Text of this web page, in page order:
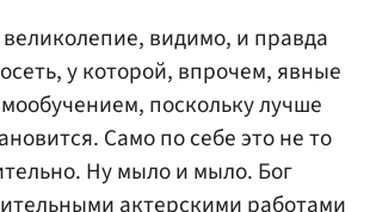
видимо, и правда
у которой, впрочем, явные
поскольку лучше
Само по себе это не то
Ну мыло и мыло. Бог
актерскими работами